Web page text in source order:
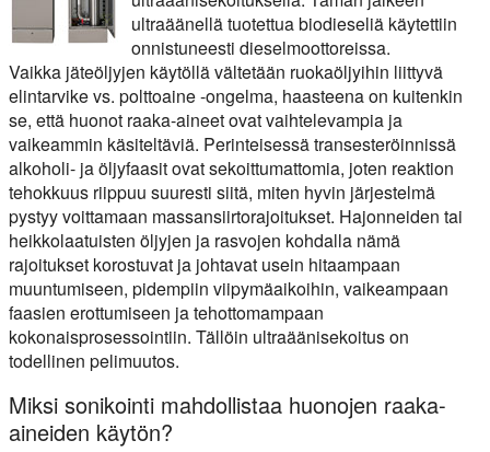
ultraäänellä tuotettua biodieseliä käytettiin
onnistuneesti dieselmoottoreissa.
Vaikka jäteöljyjen käytöllä vältetään ruokaöljyihin liittyvä
elintarvike vs. polttoaine -ongelma, haasteena on kuitenkin
se, että huonot raaka-aineet ovat vaihtelevampia ja
vaikeammin käsiteltäviä. Perinteisessä transesteröinnissä
alkoholi- ja öljyfaasit ovat sekoittumattomia, joten reaktion
tehokkuus riippuu suuresti siitä, miten hyvin järjestelmä
pystyy voittamaan massansiirtorajoitukset. Hajonneiden tai
heikkolaatuisten öljyjen ja rasvojen kohdalla nämä
rajoitukset korostuvat ja johtavat usein hitaampaan
muuntumiseen, pidempiin viipymäaikoihin, vaikeampaan
faasien erottumiseen ja tehottomampaan
kokonaisprosessointiin. Tällöin ultraäänisekoitus on
todellinen pelimuutos.
Miksi sonikointi mahdollistaa huonojen raaka-
aineiden käytön?